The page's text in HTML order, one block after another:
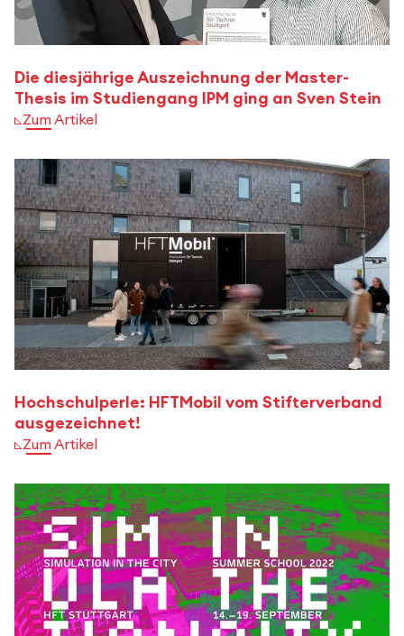
Die diesjährige Auszeichnung der Master-
Thesis im Studiengang IPM ging an Sven Stein
Zum Artikel
Hochschulperle: HFTMobil vom Stifterverband
ausgezeichnet!
Zum Artikel